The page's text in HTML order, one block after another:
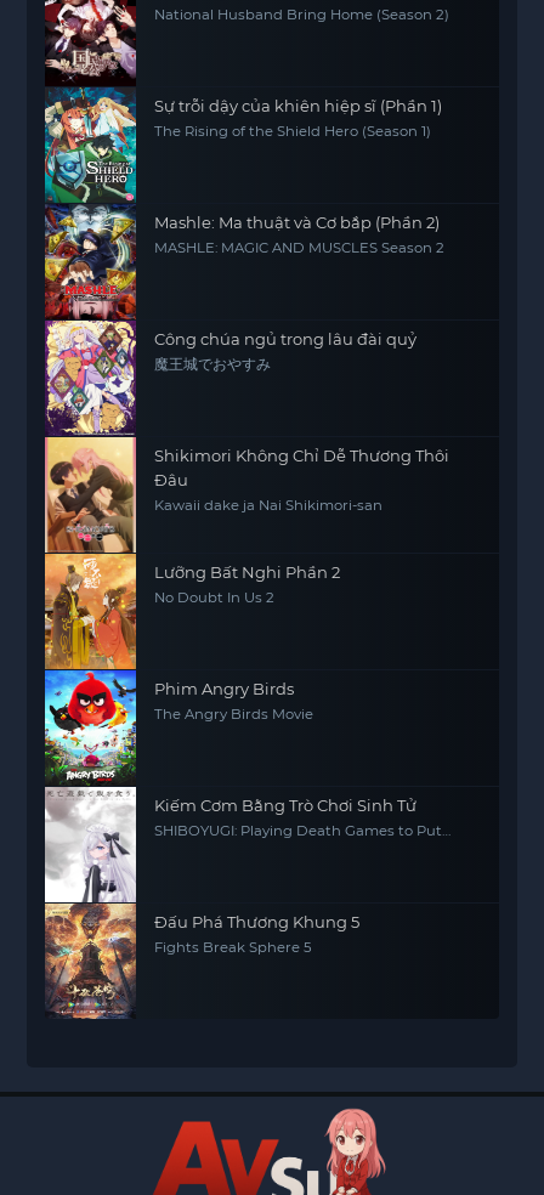
National Husband Bring Home (Season 2)
Sự trỗi dậy của khiên hiệp sĩ (Phần 1)
The Rising of the Shield Hero (Season 1)
Mashle: Ma thuật và Cơ bắp (Phần 2)
MASHLE: MAGIC AND MUSCLES Season 2
Công chúa ngủ trong lâu đài quỷ
魔王城でおやすみ
Shikimori Không Chỉ Dễ Thương Thôi
Đâu
Kawaii dake ja Nai Shikimori-san
Lưỡng Bất Nghi Phần 2
No Doubt In Us 2
Phim Angry Birds
The Angry Birds Movie
Kiếm Cơm Bằng Trò Chơi Sinh Tử
SHIBOYUGI: Playing Death Games to Put
Đấu Phá Thương Khung 5
Fights Break Sphere 5